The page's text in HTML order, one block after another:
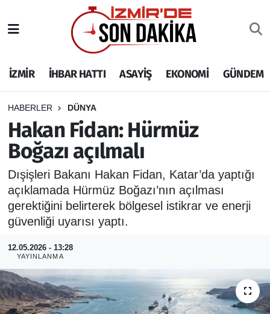
İZMİR İHBAR HATTI ASAYİŞ EKONOMİ GÜNDEM
HABERLER DÜNYA
Hakan Fidan: Hürmüz
Boğazı açılmalı
Dışişleri Bakanı Hakan Fidan, Katar’da yaptığı
açıklamada Hürmüz Boğazı’nın açılması
gerektiğini belirterek bölgesel istikrar ve enerji
güvenliği uyarısı yaptı.
12.05.2026 - 13:28
YAYINLANMA
İHBAR HATTI
DEPREM
GENEL
EKONOMİ
SİYASET
SPOR
ASAYİŞ
RESMİ REKLAM
İzmir Nöbetçi Eczaneler
İzmir Hava Durumu
İzmir Namaz Vakitleri
İzmir Trafik Yoğunluk Haritası
Puan Durumu ve Fikstür
Tüm Manşetler
Son Dakika Haberleri
Haber Arşivi